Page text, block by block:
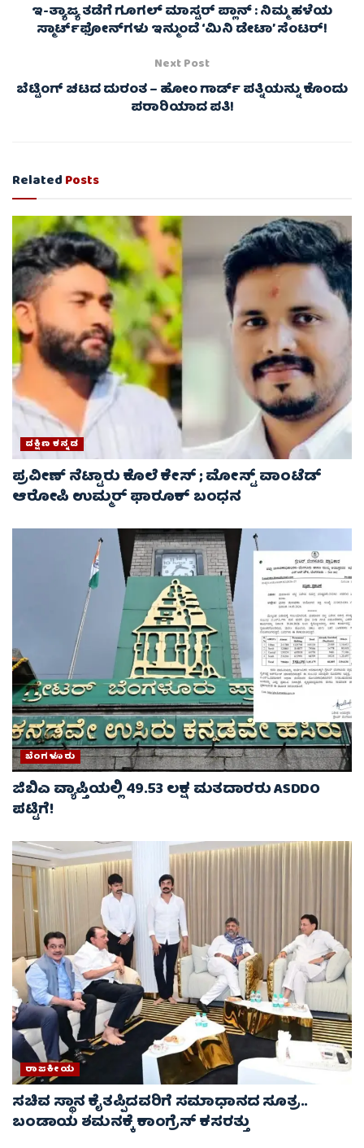
ಇ-ತ್ಯಾಜ್ಯ ತಡೆಗೆ ಗೂಗಲ್ ಮಾಸ್ಟರ್ ಪ್ಲಾನ್ : ನಿಮ್ಮ ಹಳೆಯ
ಸ್ಮಾರ್ಟ್‌ಫೋನ್‌ಗಳು ಇನ್ಮುಂದೆ ‘ಮಿನಿ ಡೇಟಾ’ ಸೆಂಟರ್!
Next Post
ಬೆಟ್ಟಿಂಗ್ ಚಟದ ದುರಂತ – ಹೋಂ ಗಾರ್ಡ್ ಪತ್ನಿಯನ್ನು ಕೊಂದು
ಪರಾರಿಯಾದ ಪತಿ!
RelatedPosts
ದಕ್ಷಿಣ ಕನ್ನಡ
ಪ್ರವೀಣ್ ನೆಟ್ಟಾರು ಕೊಲೆ ಕೇಸ್ ​; ಮೋಸ್ಟ್ ವಾಂಟೆಡ್‌
ಆರೋಪಿ ಉಮ್ಮರ್ ಫಾರೂಕ್ ಬಂಧನ
ಬೆಂಗಳೂರು
ಜಿಬಿಎ ವ್ಯಾಪ್ತಿಯಲ್ಲಿ 49.53 ಲಕ್ಷ ಮತದಾರರು ASDDO
ಪಟ್ಟಿಗೆ!
ರಾಜಕೀಯ
ಸಚಿವ ಸ್ಥಾನ ಕೈತಪ್ಪಿದವರಿಗೆ ಸಮಾಧಾನದ ಸೂತ್ರ..
ಬಂಡಾಯ ಶಮನಕ್ಕೆ ಕಾಂಗ್ರೆಸ್ ಕಸರತ್ತು